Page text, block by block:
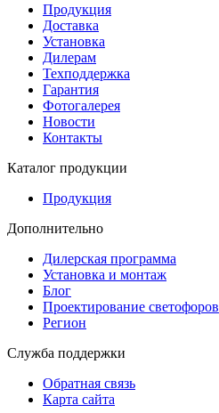
Продукция
Доставка
Установка
Дилерам
Техподдержка
Гарантия
Фотогалерея
Новости
Контакты
Каталог продукции
Продукция
Дополнительно
Дилерская программа
Установка и монтаж
Блог
Проектирование светофоров
Регион
Служба поддержки
Обратная связь
Карта сайта